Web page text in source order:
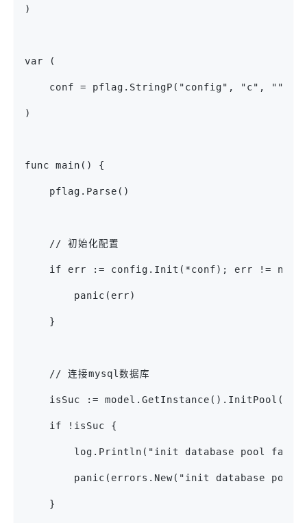
)
var (
conf = pflag.StringP("config", "c", "",
)
func main() {
    pflag.Parse()
    // 初始化配置
if err := config.Init(*conf); err != nil
        panic(err)
    }
    // 连接mysql数据库
    isSuc := model.GetInstance().InitPool()
    if !isSuc {
log.Println("init database pool
panic(errors.New("init database pool
    }